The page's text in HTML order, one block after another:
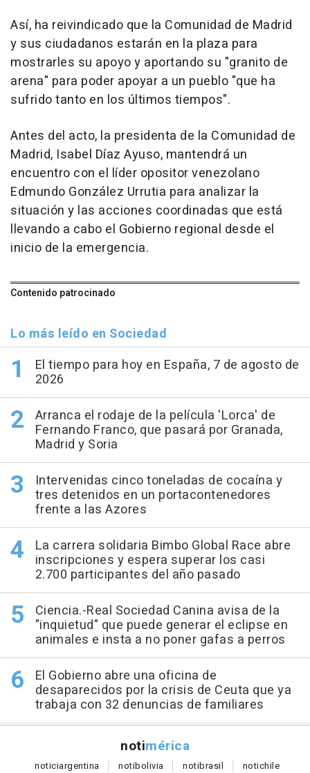
Así, ha reivindicado que la Comunidad de Madrid
y sus ciudadanos estarán en la plaza para
mostrarles su apoyo y aportando su "granito de
arena" para poder apoyar a un pueblo "que ha
sufrido tanto en los últimos tiempos".
Antes del acto, la presidenta de la Comunidad de
Madrid, Isabel Díaz Ayuso, mantendrá un
encuentro con el líder opositor venezolano
Edmundo González Urrutia para analizar la
situación y las acciones coordinadas que está
llevando a cabo el Gobierno regional desde el
inicio de la emergencia.
Contenido patrocinado
Lo más leído en Sociedad
El tiempo para hoy en España, 7 de agosto de
2026
Arranca el rodaje de la película 'Lorca' de
Fernando Franco, que pasará por Granada,
Madrid y Soria
Intervenidas cinco toneladas de cocaína y
tres detenidos en un portacontenedores
frente a las Azores
La carrera solidaria Bimbo Global Race abre
inscripciones y espera superar los casi
2.700 participantes del año pasado
Ciencia.-Real Sociedad Canina avisa de la
"inquietud" que puede generar el eclipse en
animales e insta a no poner gafas a perros
El Gobierno abre una oficina de
desaparecidos por la crisis de Ceuta que ya
trabaja con 32 denuncias de familiares
notimérica
noticiargentina notibolivia notibrasil notichile